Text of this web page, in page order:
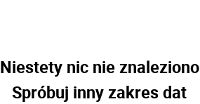
Niestety nic nie znaleziono
Spróbuj inny zakres dat